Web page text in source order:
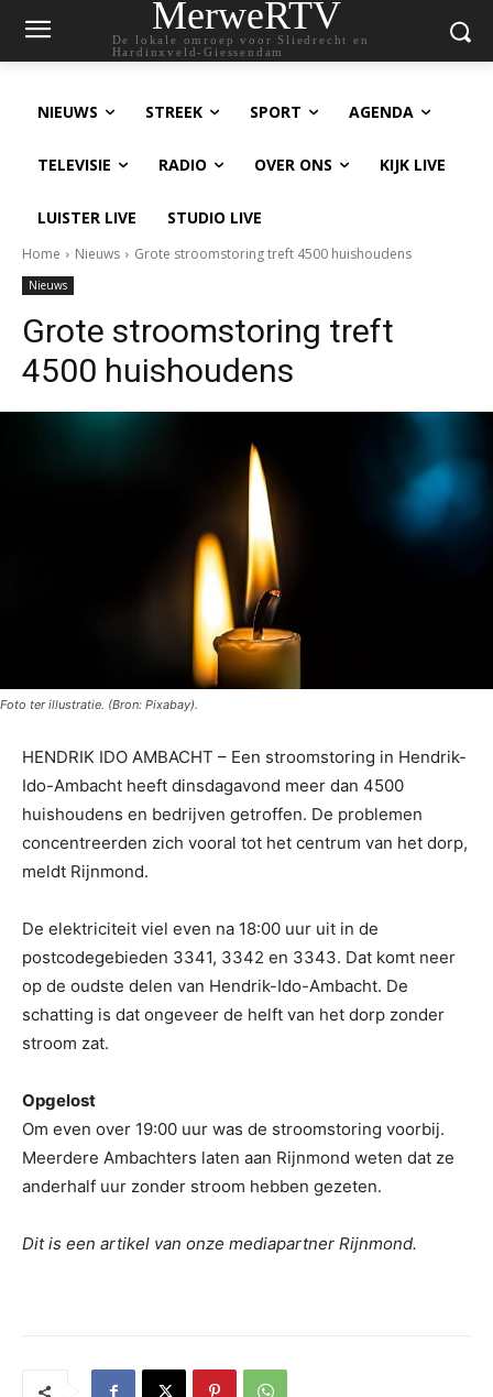
MerweRTV
De lokale omroep voor Sliedrecht en
Hardinxveld-Giessendam
NIEUWS STREEK SPORT AGENDA
TELEVISIE RADIO OVER ONS KIJK LIVE
LUISTER LIVE STUDIO LIVE
Home Nieuws Grote stroomstoring treft 4500 huishoudens
Nieuws
Grote stroomstoring treft
4500 huishoudens
Foto ter illustratie. (Bron: Pixabay).
HENDRIK IDO AMBACHT – Een stroomstoring in Hendrik-
Ido-Ambacht heeft dinsdagavond meer dan 4500
huishoudens en bedrijven getroffen. De problemen
concentreerden zich vooral tot het centrum van het dorp,
meldt Rijnmond.
De elektriciteit viel even na 18:00 uur uit in de
postcodegebieden 3341, 3342 en 3343. Dat komt neer
op de oudste delen van Hendrik-Ido-Ambacht. De
schatting is dat ongeveer de helft van het dorp zonder
stroom zat.
Opgelost
Om even over 19:00 uur was de stroomstoring voorbij.
Meerdere Ambachters laten aan Rijnmond weten dat ze
anderhalf uur zonder stroom hebben gezeten.
Dit is een artikel van onze mediapartner Rijnmond.